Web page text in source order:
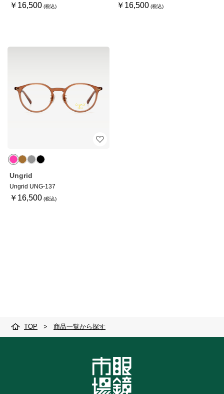
￥16,500 ￥16,500
Ungrid
Ungrid UNG-137
￥16,500
TOP > 商品一覧から探す